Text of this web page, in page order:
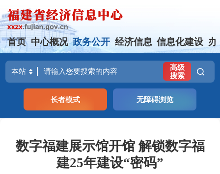
首页 中心概况 政务公开 经济信息 信息化建设 办
高级
搜索
长者模式 无障碍浏览
数字福建展示馆开馆 解锁数字福
建25年建设“密码”